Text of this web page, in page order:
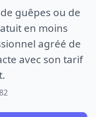
guêpes ou de
en moins
agréé de
avec son tarif